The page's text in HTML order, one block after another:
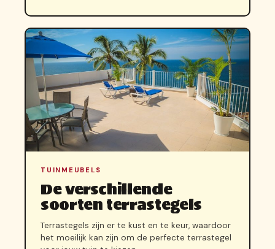
TUINMEUBELS
De verschillende
soorten terrastegels
Terrastegels zijn er te kust en te keur, waardoor
het moeilijk kan zijn om de perfecte terrastegel